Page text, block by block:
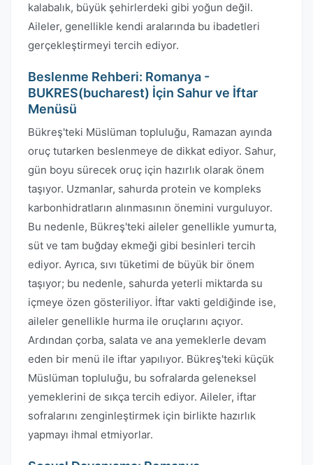
kalabalık, büyük şehirlerdeki gibi yoğun değil.
Aileler, genellikle kendi aralarında bu ibadetleri
gerçekleştirmeyi tercih ediyor.
Beslenme Rehberi: Romanya -
BUKRES(bucharest) İçin Sahur ve İftar
Menüsü
Bükreş'teki Müslüman topluluğu, Ramazan ayında
oruç tutarken beslenmeye de dikkat ediyor. Sahur,
gün boyu sürecek oruç için hazırlık olarak önem
taşıyor. Uzmanlar, sahurda protein ve kompleks
karbonhidratların alınmasının önemini vurguluyor.
Bu nedenle, Bükreş'teki aileler genellikle yumurta,
süt ve tam buğday ekmeği gibi besinleri tercih
ediyor. Ayrıca, sıvı tüketimi de büyük bir önem
taşıyor; bu nedenle, sahurda yeterli miktarda su
içmeye özen gösteriliyor. İftar vakti geldiğinde ise,
aileler genellikle hurma ile oruçlarını açıyor.
Ardından çorba, salata ve ana yemeklerle devam
eden bir menü ile iftar yapılıyor. Bükreş'teki küçük
Müslüman topluluğu, bu sofralarda geleneksel
yemeklerini de sıkça tercih ediyor. Aileler, iftar
sofralarını zenginleştirmek için birlikte hazırlık
yapmayı ihmal etmiyorlar.